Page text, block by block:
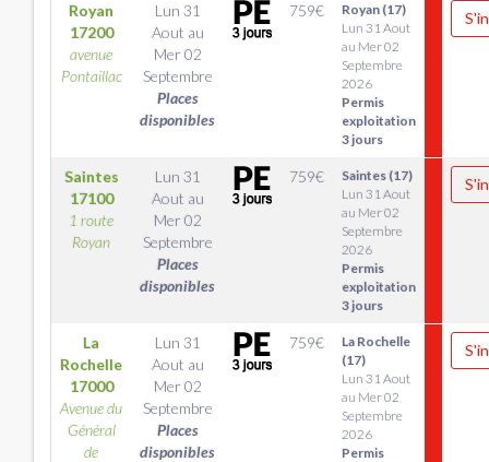
Royan
17200
avenue
Pontaillac
Lun 31
Aout au
Mer 02
Septembre
Places
disponibles
759€
Royan (17)
Lun 31 Aout
au Mer 02
Septembre
2026
Permis
exploitation
3 jours
Saintes
17100
1 route
Royan
Lun 31
Aout au
Mer 02
Septembre
Places
disponibles
759€
Saintes (17)
Lun 31 Aout
au Mer 02
Septembre
2026
Permis
exploitation
3 jours
La
Rochelle
17000
Avenue du
Général
de
Lun 31
Aout au
Mer 02
Septembre
Places
disponibles
759€
La Rochelle
(17)
Lun 31 Aout
au Mer 02
Septembre
2026
Permis